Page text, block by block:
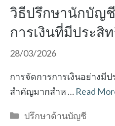
วิธีปรึกษานักบัญ
การเงินที่มีประสิ
28/03/2026
การจัดการการเงินอย่างมี
สำคัญมากสำห … Read
Categories
ปรึกษาด้านบัญชี